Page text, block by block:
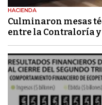
HACIENDA
Culminaron mesas
entre la Contraloría